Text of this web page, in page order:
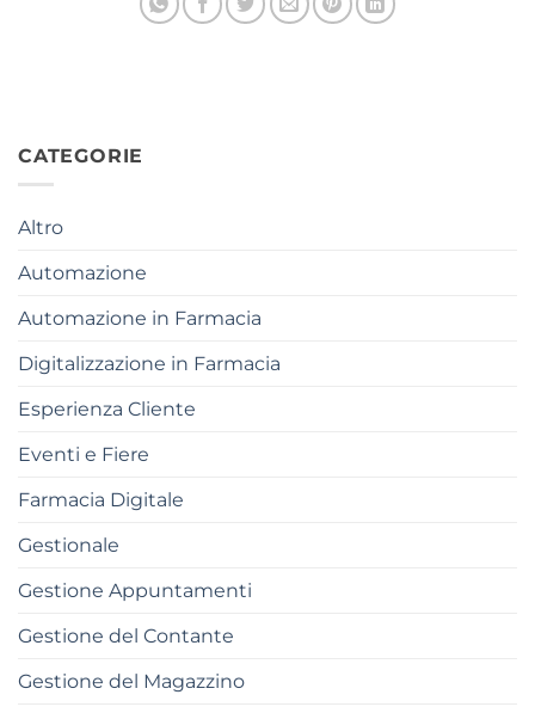
CATEGORIE
Altro
Automazione
Automazione in Farmacia
Digitalizzazione in Farmacia
Esperienza Cliente
Eventi e Fiere
Farmacia Digitale
Gestionale
Gestione Appuntamenti
Gestione del Contante
Gestione del Magazzino